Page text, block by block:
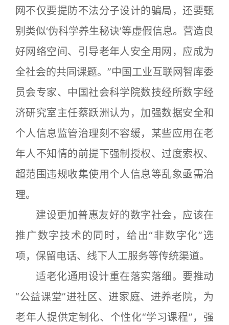
网不仅要提防不法分子设计的骗局，还要甄
别类似‘伪科学养生秘诀’等虚假信息。营造良
好网络空间、引导老年人安全用网，应成为
全社会的共同课题。”中国工业互联网智库委
员会专家、中国社会科学院数技经所数字经
济研究室主任蔡跃洲认为，加强数据安全和
个人信息监管治理刻不容缓，某些应用在老
年人不知情的前提下强制授权、过度索权、
超范围违规收集使用个人信息等乱象亟需治
理。
建设更加普惠友好的数字社会，应该在
推广数字技术的同时，给出“非数字化”选
项，保留电话、线下人工服务等传统渠道。
适老化通用设计重在落实落细。要推动
“公益课堂”进社区、进家庭、进养老院，为
老年人提供定制化、个性化“学习课程”，强